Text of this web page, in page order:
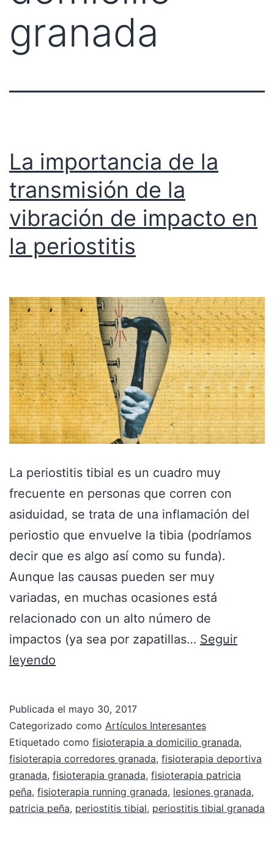
granada
La importancia de la
transmisión de la
vibración de impacto en
la periostitis
La periostitis tibial es un cuadro muy
frecuente en personas que corren con
asiduidad, se trata de una inflamación del
periostio que envuelve la tibia (podríamos
decir que es algo así como su funda).
Aunque las causas pueden ser muy
variadas, en muchas ocasiones está
relacionado con un alto número de
impactos (ya sea por zapatillas… Seguir
leyendo
Publicada el mayo 30, 2017
Categorizado como Artículos Interesantes
Etiquetado como fisioterapia a domicilio granada,
fisioterapia corredores granada, fisioterapia deportiva
granada, fisioterapia granada, fisioterapia patricia
peña, fisioterapia running granada, lesiones granada,
patricia peña, periostitis tibial, periostitis tibial granada